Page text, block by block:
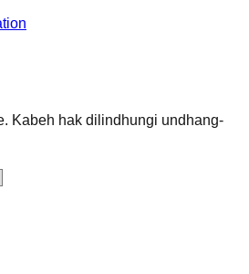
Kabeh hak dilindhungi undhang-